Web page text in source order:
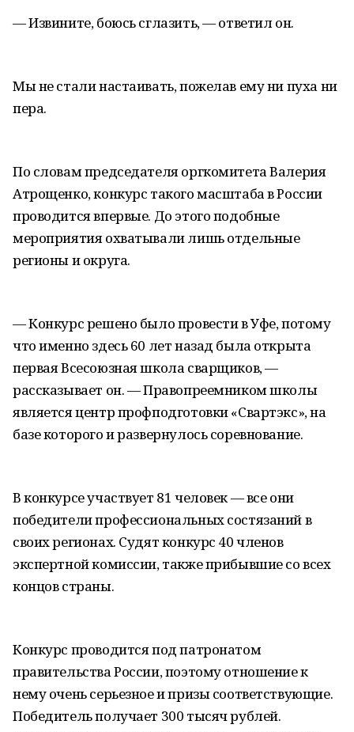
— Извините, боюсь сглазить, — ответил он.
Мы не стали настаивать, пожелав ему ни пуха ни
пера.
По словам председателя оргкомитета Валерия
Атрощенко, конкурс такого масштаба в России
проводится впервые. До этого подобные
мероприятия охватывали лишь отдельные
регионы и округа.
— Конкурс решено было провести в Уфе, потому
что именно здесь 60 лет назад была открыта
первая Всесоюзная школа сварщиков, —
рассказывает он. — Правопреемником школы
является центр профподготовки «Свартэкс», на
базе которого и развернулось соревнование.
В конкурсе участвует 81 человек — все они
победители профессиональных состязаний в
своих регионах. Судят конкурс 40 членов
экспертной комиссии, также прибывшие со всех
концов страны.
Конкурс проводится под патронатом
правительства России, поэтому отношение к
нему очень серьезное и призы соответствующие.
Победитель получает 300 тысяч рублей.